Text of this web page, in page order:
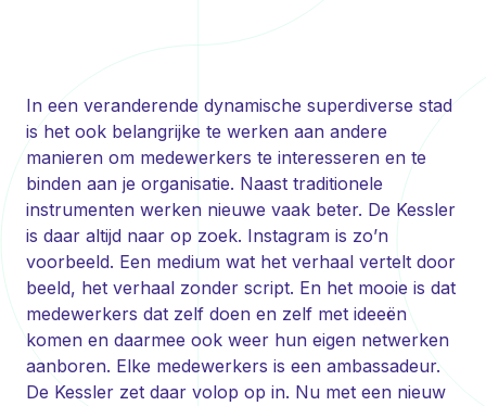
In een veranderende dynamische superdiverse stad
is het ook belangrijke te werken aan andere
manieren om medewerkers te interesseren en te
binden aan je organisatie. Naast traditionele
instrumenten werken nieuwe vaak beter. De Kessler
is daar altijd naar op zoek. Instagram is zo’n
voorbeeld. Een medium wat het verhaal vertelt door
beeld, het verhaal zonder script. En het mooie is dat
medewerkers dat zelf doen en zelf met ideeën
komen en daarmee ook weer hun eigen netwerken
aanboren. Elke medewerkers is een ambassadeur.
De Kessler zet daar volop op in. Nu met een nieuw